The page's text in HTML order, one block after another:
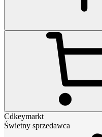
Cdkeymarkt
Świetny sprzedawca